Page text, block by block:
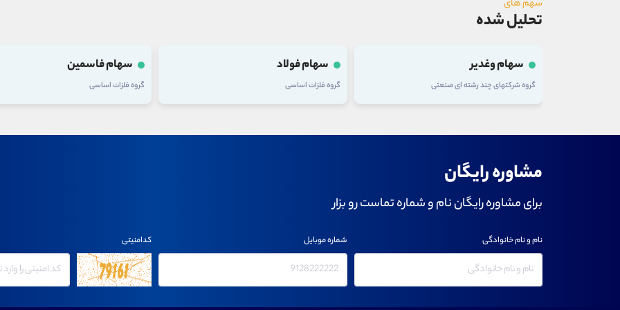
سهم های
تحلیل شده
سهام وغدیر
گروه شرکتهای چند رشته ای صنعتی
سهام فولاد
گروه فلزات اساسی
سهام فاسمین
گروه فلزات اساسی
مشاوره رایگان
برای مشاوره رایگان نام و شماره تماست رو بزار
نام و نام خانوادگی شماره موبایل کدامنیتی